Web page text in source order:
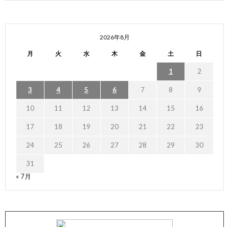
2026年8月
月 火 水 木 金 土 日
1 2
3 4 5 6 7 8 9
10 11 12 13 14 15 16
17 18 19 20 21 22 23
24 25 26 27 28 29 30
31
« 7月